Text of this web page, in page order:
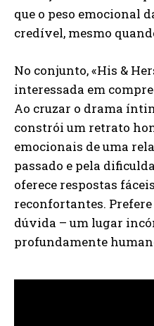
que o peso emocional
credível, mesmo
No conjunto, «His &
interessada em
Ao cruzar o drama
constrói um retrato
emocionais de uma
passado e pela
oferece respostas
reconfortantes.
dúvida – um lugar
profundamente